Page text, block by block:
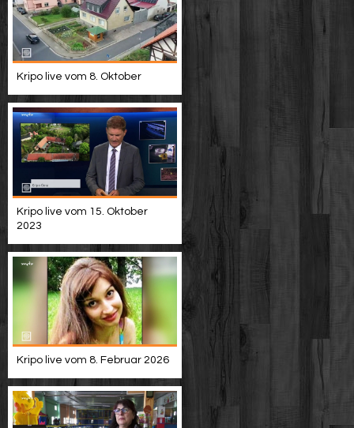
Kripo live vom 8. Oktober
Kripo live vom 15. Oktober
2023
Kripo live vom 8. Februar 2026